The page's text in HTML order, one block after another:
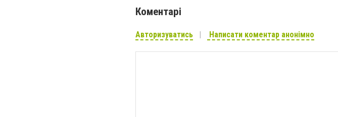
Коментарі
Авторизуватись Написати коментар анонімно